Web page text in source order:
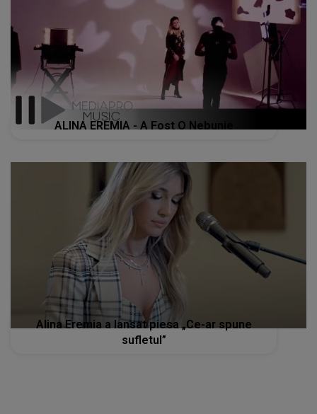
ALINA EREMIA - A Fost O Nebunie
Alina Eremia a lansat piesa „Ce-ar spune
sufletul”